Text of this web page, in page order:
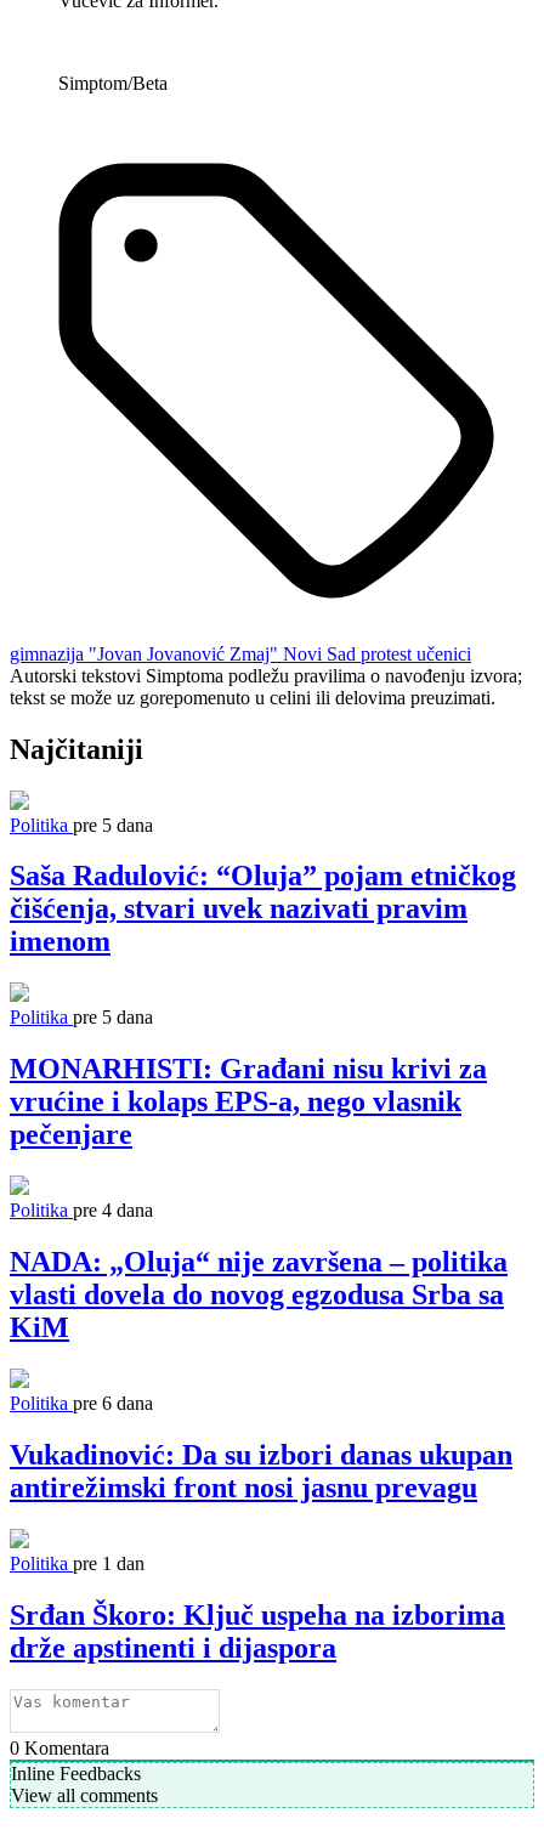
Simptom/Beta
gimnazija "Jovan Jovanović Zmaj" Novi Sad protest učenici
Autorski tekstovi Simptoma podležu pravilima o navođenju izvora;
tekst se može uz gorepomenuto u celini ili delovima preuzimati.
Najčitaniji
Politika pre 5 dana
Saša Radulović: “Oluja” pojam etničkog
čišćenja, stvari uvek nazivati pravim
imenom
Politika pre 5 dana
MONARHISTI: Građani nisu krivi za
vrućine i kolaps EPS-a, nego vlasnik
pečenjare
Politika pre 4 dana
NADA: „Oluja“ nije završena – politika
vlasti dovela do novog egzodusa Srba sa
KiM
Politika pre 6 dana
Vukadinović: Da su izbori danas ukupan
antirežimski front nosi jasnu prevagu
Politika pre 1 dan
Srđan Škoro: Ključ uspeha na izborima
drže apstinenti i dijaspora
0 Komentara
Inline Feedbacks
View all comments